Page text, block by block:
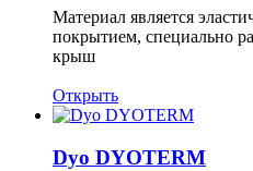
Материал является
покрытием, специально
крыш
Открыть
Dyo DYOTERM